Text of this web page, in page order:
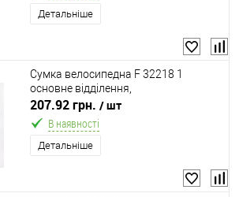
Детальніше
Сумка велосипедна F 32218 1
основне відділення,
світловідбивальні вставки, набір для
кріплення, в пакеті
207.92 грн. / шт
В наявності
Детальніше